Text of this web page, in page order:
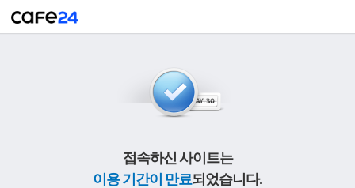
접속하신 사이트는
이용 기간이 만료되었습니다.